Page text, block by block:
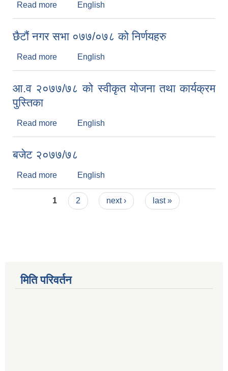
Read more about सातौँ नगर सभाको निर्णय
English
छैटौं नगर सभा ०७७/०७८ को निर्णयहरु
Read more about छैटौं नगर सभा ०७७/०७८ को निर्णयहरु
English
आ.व २०७७/७८ को स्वीकृत योजना तथा कार्यक्रम
पुस्तिका
Read more about आ.व २०७७/७८ को स्वीकृत योजना तथा कार्यक्रम
English
बजेट २०७७/७८
Read more about बजेट २०७७/७८
English
Pages
1 2 next › last »
मिति परिवर्तन